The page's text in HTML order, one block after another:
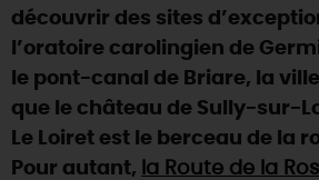
DEMAIN
CE WEEK-
découvrir des sites
l’oratoire carolingien de
le pont-canal de Briare, la
que le château de Sully-sur-
Le Loiret est le berceau de la
Pour autant, la Route de la